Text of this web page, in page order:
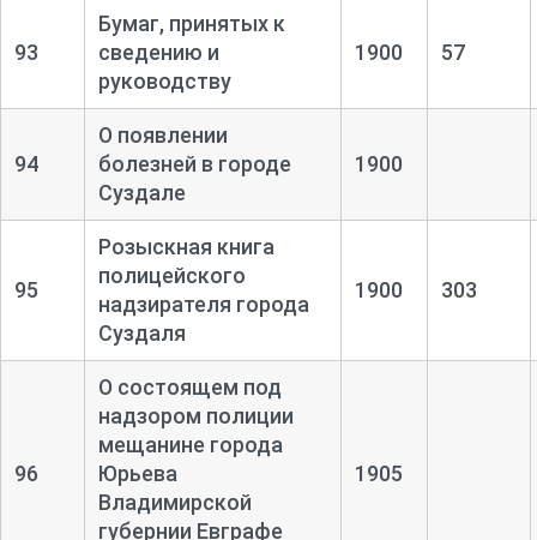
93
Бумаг, принятых к
сведению и
руководству
1900 57
94
О появлении
болезней в городе
Суздале
1900
95
Розыскная книга
полицейского
надзирателя города
Суздаля
1900 303
96
О состоящем под
надзором полиции
мещанине города
Юрьева
Владимирской
губернии Евграфе
1905